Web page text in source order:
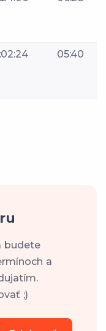
05:40
budete
a
;)